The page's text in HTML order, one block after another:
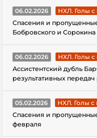
06.02.2026
НХЛ. Голы с
Спасения и
Бобровского и
06.02.2026
НХЛ. Голы с
Ассистентский дубль
результативных
05.02.2026
НХЛ. Голы с
Спасения и
февраля